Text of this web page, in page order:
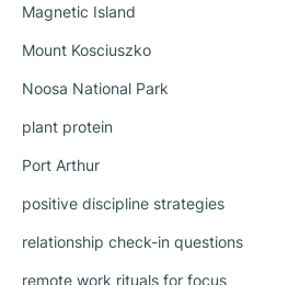
Magnetic Island
Mount Kosciuszko
Noosa National Park
plant protein
Port Arthur
positive discipline strategies
relationship check-in questions
remote work rituals for focus